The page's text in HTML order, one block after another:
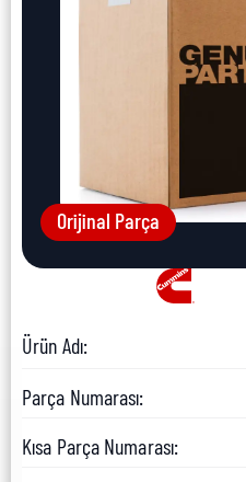
Orijinal Parça
Ürün Adı:
Parça Numarası:
Kısa Parça Numarası: